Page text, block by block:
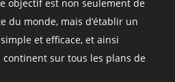
objectif est non seulement de
du monde, mais d’établir un
et efficace, et ainsi
sur tous les plans de